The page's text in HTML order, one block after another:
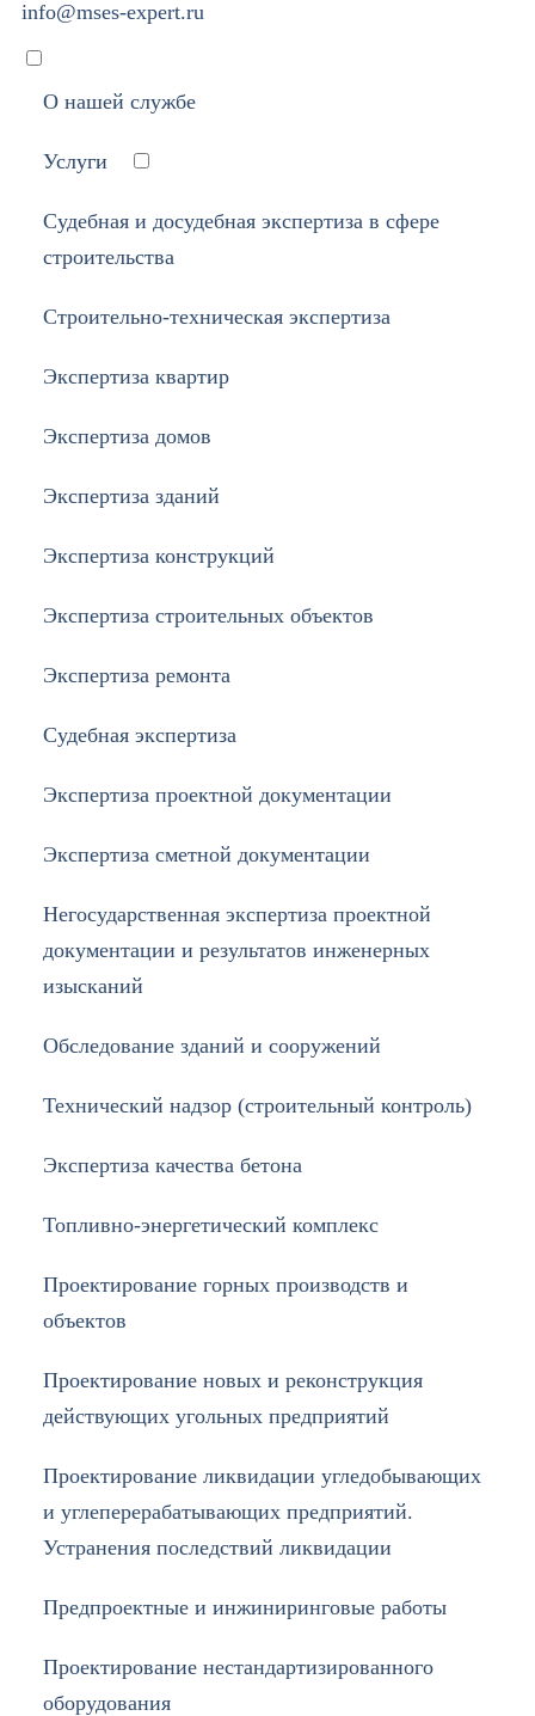
info@mses-expert.ru
О нашей службе
Услуги
Судебная и досудебная экспертиза в сфере
строительства
Строительно-техническая экспертиза
Экспертиза квартир
Экспертиза домов
Экспертиза зданий
Экспертиза конструкций
Экспертиза строительных объектов
Экспертиза ремонта
Судебная экспертиза
Экспертиза проектной документации
Экспертиза сметной документации
Негосударственная экспертиза проектной
документации и результатов инженерных
изысканий
Обследование зданий и сооружений
Технический надзор (строительный контроль)
Экспертиза качества бетона
Топливно-энергетический комплекс
Проектирование горных производств и
объектов
Проектирование новых и реконструкция
действующих угольных предприятий
Проектирование ликвидации угледобывающих
и углеперерабатывающих предприятий.
Устранения последствий ликвидации
Предпроектные и инжиниринговые работы
Проектирование нестандартизированного
оборудования